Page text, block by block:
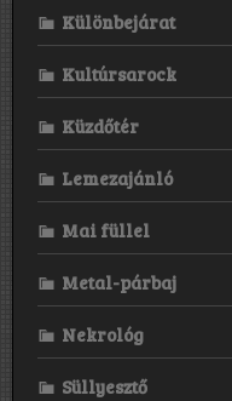
Különbejárat
Kultúrsarock
Küzdőtér
Lemezajánló
Mai füllel
Metal-párbaj
Nekrológ
Süllyesztő